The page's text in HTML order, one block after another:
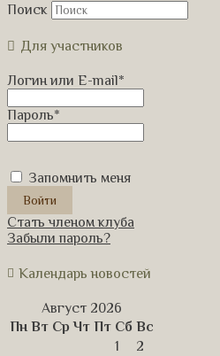
Поиск
Для участников
Логин или E-mail*
Пароль*
Запомнить меня
Стать членом клуба
Забыли пароль?
Календарь новостей
Август 2026
Пн Вт Ср Чт Пт Сб Вс
1
2